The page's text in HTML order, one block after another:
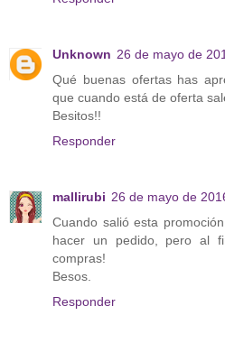
Unknown 26 de mayo de
Qué buenas ofertas has
que cuando está de oferta
Besitos!!
Responder
mallirubi 26 de mayo de
Cuando salió esta
hacer un pedido, pero al
compras!
Besos.
Responder